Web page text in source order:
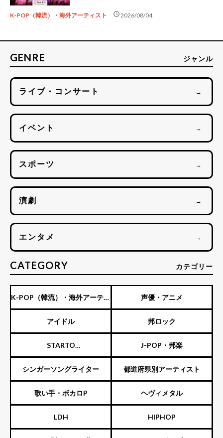
K-POP（韓流）・海外アーティスト schedule2026/08/04
GENRE ジャンル
ライブ・コンサート →
イベント →
スポーツ →
演劇 →
エンタメ →
CATEGORY カテゴリー
K-POP（韓流）・海外アーティ
スト
声優・アニメ
アイドル 邦ロック
STARTO
ENTERTAINMENT（旧ジャニ
ーズ）
J-POP・邦楽
シンガーソングライター 都道府県別アーティスト
歌い手・ボカロP ヘヴィメタル
LDH HIPHOP